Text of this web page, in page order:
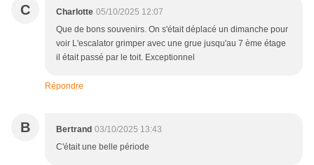
C Charlotte 05/10/2025 12:07
Que de bons souvenirs. On s'était déplacé un dimanche pour
voir L'escalator grimper avec une grue jusqu'au 7 ème étage
il était passé par le toit. Exceptionnel
Répondre
B Bertrand 03/10/2025 13:43
C'était une belle période